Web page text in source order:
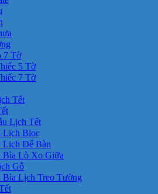
7 Tờ
5 Tờ
7 Tờ
Tết
Lịch Tết
Lịch Bloc
Lịch Để Bàn
Bìa Lò Xo Giữa
Gỗ
Lịch Treo Tường